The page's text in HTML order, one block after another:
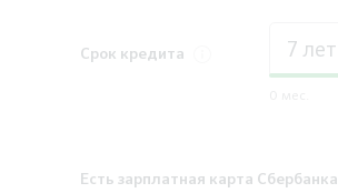
Срок кредита
Есть зарплатная карта Сбербанка